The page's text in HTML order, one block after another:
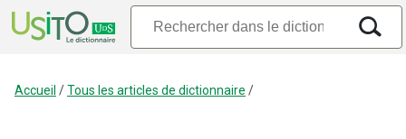
Accueil /Tous les articles de dictionnaire /